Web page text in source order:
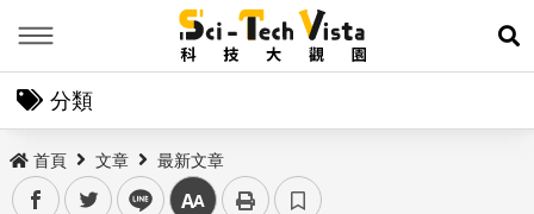
展
分類
首頁 文章 最新文章
facebooktwitter line 中